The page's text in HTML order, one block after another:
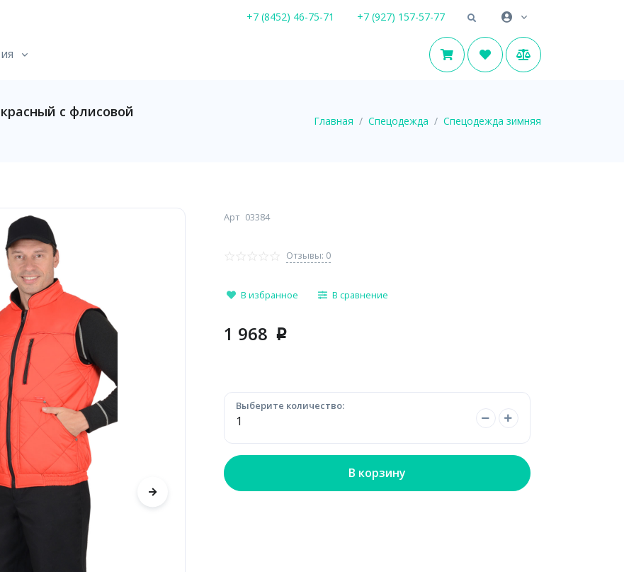
+7 (8452) 46-75-71 +7 (927) 157-57-77
с флисовой
Главная Спецодежда Спецодежда зимняя
Арт 03384
Отзывы: 0
В избранное В сравнение
1 968 p
Выберите количество:
В корзину